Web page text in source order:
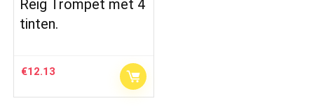
Reig Trompet met 4
tinten.
€12.13